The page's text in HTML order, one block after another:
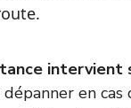
intervient
en